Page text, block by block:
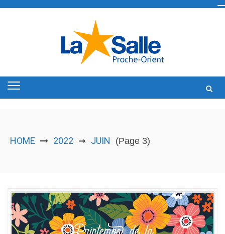
HOME 2022 ➞ JUIN (Page 3)